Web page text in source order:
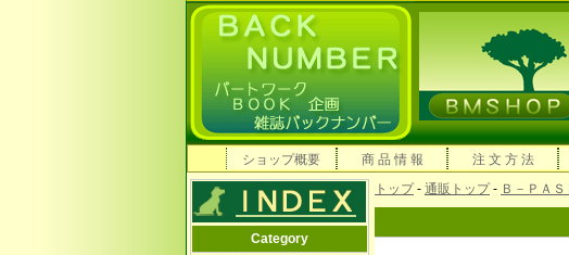
ショップ概要
商 品 情 報 注 文 方 法
Category
トップ- 通販トップ- Ｂ－ＰＡ